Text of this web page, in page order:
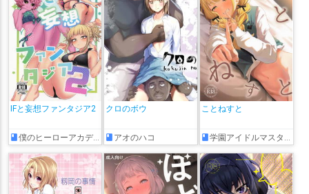
IFと妄想ファンタジア2
僕のヒーローアカデミア
クロのボウ
アオのハコ
ことねすと
学園アイドルマスター